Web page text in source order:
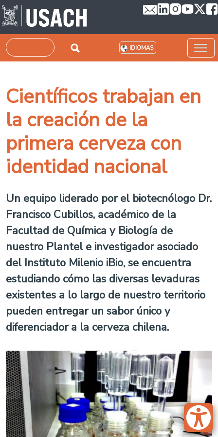
Pasar al contenido principal
Buscar IDIOMAS
Científicos trabajan en
la creación de la
primera cerveza con
identidad nacional
Un equipo liderado por el biotecnólogo Dr.
Francisco Cubillos, académico de la
Facultad de Química y Biología de
nuestro Plantel e investigador asociado
del Instituto Milenio iBio, se encuentra
estudiando cómo las diversas levaduras
existentes a lo largo de nuestro territorio
pueden entregar un sabor único y
diferenciador a la cerveza chilena.